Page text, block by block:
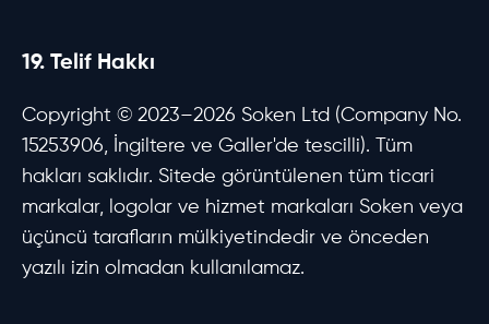
19. Telif Hakkı
Copyright © 2023–2026 Soken Ltd (Company No.
15253906, İngiltere ve Galler'de tescilli). Tüm
hakları saklıdır. Sitede görüntülenen tüm ticari
markalar, logolar ve hizmet markaları Soken veya
üçüncü tarafların mülkiyetindedir ve önceden
yazılı izin olmadan kullanılamaz.